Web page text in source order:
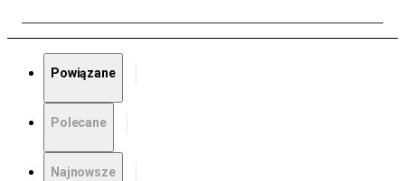
Powiązane
Polecane
Najnowsze